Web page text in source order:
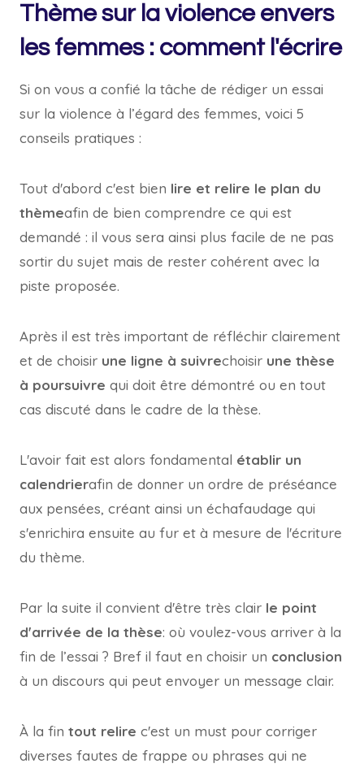
Thème sur la violence envers
les femmes : comment l'écrire
Si on vous a confié la tâche de rédiger un essai
sur la violence à l’égard des femmes, voici 5
conseils pratiques :
Tout d'abord c'est bien lire et relire le plan du
thèmeafin de bien comprendre ce qui est
demandé : il vous sera ainsi plus facile de ne pas
sortir du sujet mais de rester cohérent avec la
piste proposée.
Après il est très important de réfléchir clairement
et de choisir une ligne à suivrechoisir une thèse
à poursuivre qui doit être démontré ou en tout
cas discuté dans le cadre de la thèse.
L'avoir fait est alors fondamental établir un
calendrierafin de donner un ordre de préséance
aux pensées, créant ainsi un échafaudage qui
s'enrichira ensuite au fur et à mesure de l'écriture
du thème.
Par la suite il convient d'être très clair le point
d'arrivée de la thèse: où voulez-vous arriver à la
fin de l’essai ? Bref il faut en choisir un conclusion
à un discours qui peut envoyer un message clair.
À la fin tout relire c'est un must pour corriger
diverses fautes de frappe ou phrases qui ne